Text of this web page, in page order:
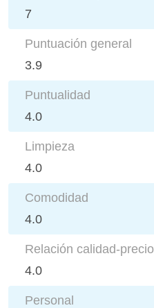
7
Puntuación general
3.9
Puntualidad
4.0
Limpieza
4.0
Comodidad
4.0
Relación calidad-precio
4.0
Personal